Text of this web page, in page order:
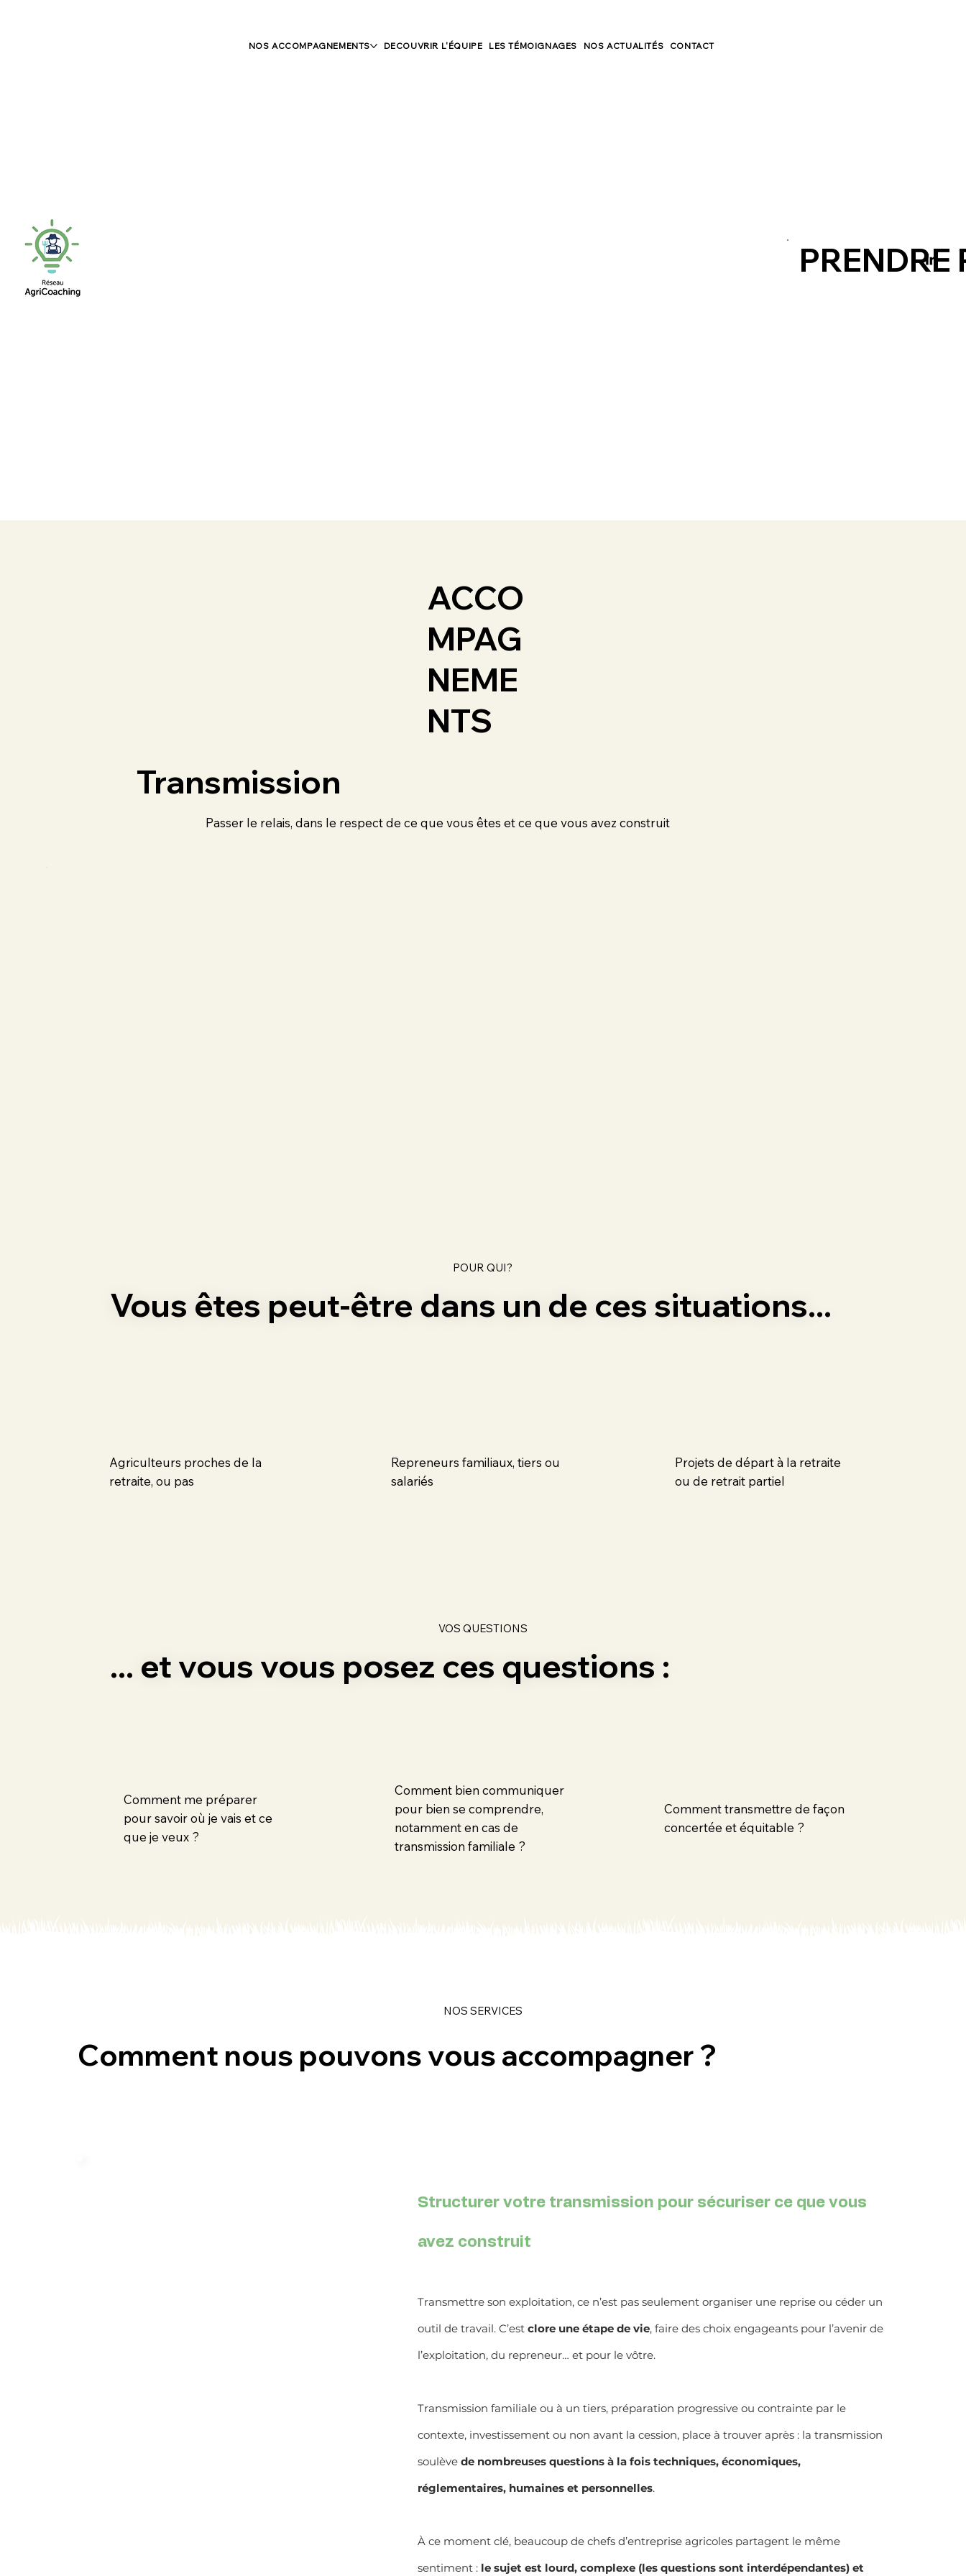
NOS ACCOMPAGNEMENTS DECOUVRIR L'ÉQUIPE LES TÉMOIGNAGES NOS ACTUALITÉS CONTACT
PRENDRE
ACCO
MPAG
NEME
NTS
Transmission
Passer le relais, dans le respect de ce que vous êtes et ce que vous avez construit
POUR QUI?
Vous êtes peut-être dans un de ces situations...
Agriculteurs proches de la
retraite, ou pas
Repreneurs familiaux, tiers ou
salariés
Projets de départ à la retraite
ou de retrait partiel
VOS QUESTIONS
... et vous vous posez ces questions :
Comment me préparer
pour savoir où je vais et ce
que je veux ?
Comment bien communiquer
pour bien se comprendre,
notamment en cas de
transmission familiale ?
Comment transmettre de façon
concertée et équitable ?
NOS SERVICES
Comment nous pouvons vous accompagner ?
Structurer votre transmission pour sécuriser ce que vous
avez construit
Transmettre son exploitation, ce n’est pas seulement organiser une reprise ou céder un
outil de travail. C’est clore une étape de vie, faire des choix engageants pour l’avenir de
l’exploitation, du repreneur… et pour le vôtre.
Transmission familiale ou à un tiers, préparation progressive ou contrainte par le
contexte, investissement ou non avant la cession, place à trouver après : la transmission
soulève de nombreuses questions à la fois techniques, économiques,
réglementaires, humaines et personnelles.
À ce moment clé, beaucoup de chefs d’entreprise agricoles partagent le même
sentiment : le sujet est lourd, complexe (les questions sont interdépendantes) et